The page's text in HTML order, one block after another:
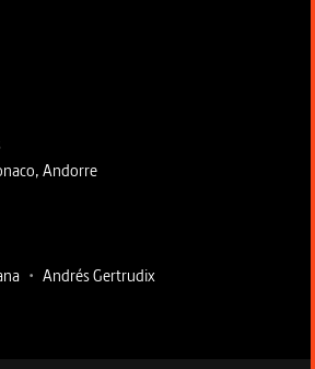
Andorre
droite
• Andrés Gertrudix